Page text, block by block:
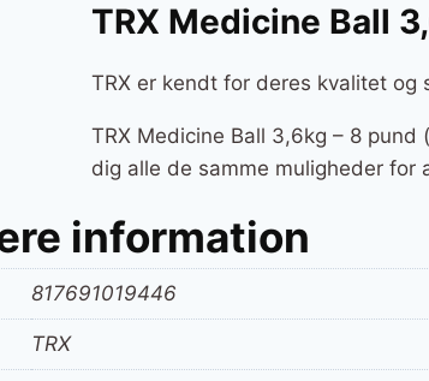
TRX Medicine Ball
TRX er kendt for deres kvalitet
TRX Medicine Ball 3,6kg – 8
dig alle de samme muligheder
information
817691019446
TRX